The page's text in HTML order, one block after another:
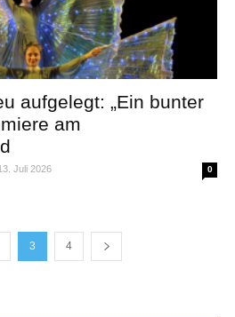
aufgelegt: „Ein bunter
am
Juli 2026 0
3 4